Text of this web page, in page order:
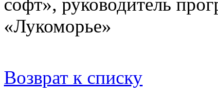
софт», руководитель
«Лукоморье»
Возврат к списку